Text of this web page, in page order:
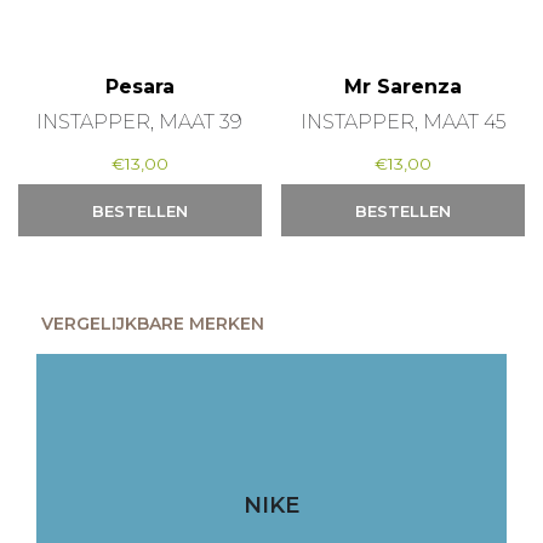
Pesara
INSTAPPER, MAAT 39
€13,00
BESTELLEN
Mr Sarenza
INSTAPPER, MAAT 45
€13,00
BESTELLEN
VERGELIJKBARE MERKEN
NIKE